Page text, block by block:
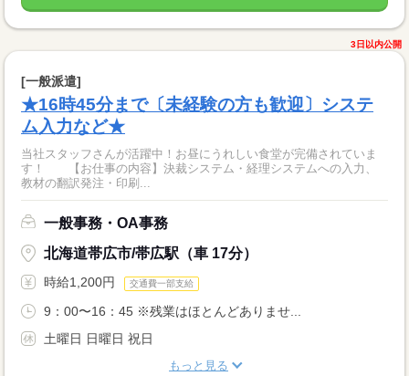
3日以内公開
[一般派遣]
★16時45分まで〔未経験の方も歓迎〕システ
ム入力など★
当社スタッフさんが活躍中！お昼にうれしい食堂が完備されていま
す！ 【お仕事の内容】決裁システム・経理システムへの入力、
教材の翻訳発注・印刷...
一般事務・OA事務
北海道帯広市/帯広駅（車 17分）
時給1,200円 交通費一部支給
9：00〜16：45 ※残業はほとんどありませ...
土曜日 日曜日 祝日
もっと見る